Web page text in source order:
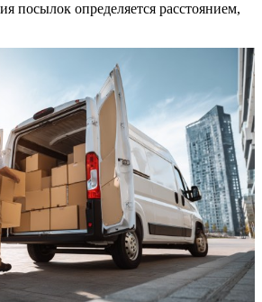
посылок определяется расстоянием,